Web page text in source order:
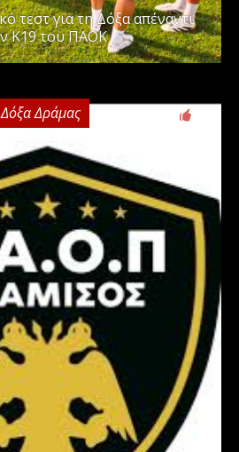
τεστ για τη Δόξα απέναντι
Κ19 του ΠΑΟΚ
Δόξα Δράμας